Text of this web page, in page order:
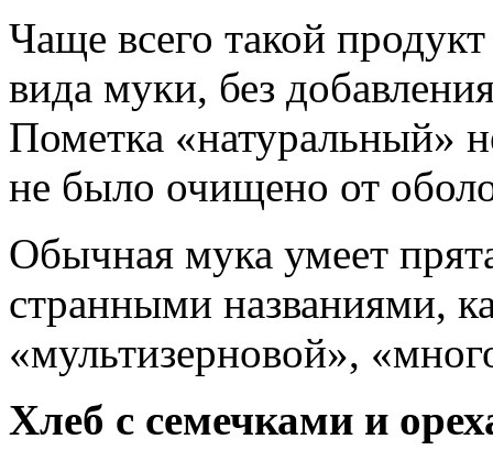
Чаще всего такой
вида муки, без
Пометка «натуральный»
не было очищено от
Обычная мука умеет
странными названиями,
«мультизерновой»,
Хлеб с семечками и